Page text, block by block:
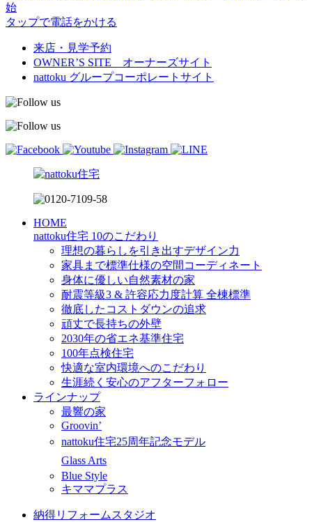
始
タップで電話をかける
来店・見学予約
OWNER’S SITE オーナーズサイト
nattoku グループコーポレートサイト
HOME
nattoku住宅 10のこだわり
理想の暮らしを引き出すデザイン力
家具まで標準仕様の空間コーディネート
身体に優しい自然素材の家
耐震等級3 & 許容応力度計算 全棟標準
徹底したコストダウンの追求
頑丈で長持ちの外壁
2030年の省エネ基準住宅
100年点検住宅
快適な室内環境へのこだわり
生涯続く安心のアフターフォロー
ラインナップ
最響の家
Groovin’
nattoku住宅25周年記念モデル
Glass Arts
Blue Style
キママプラス
納得リフォームスタジオ